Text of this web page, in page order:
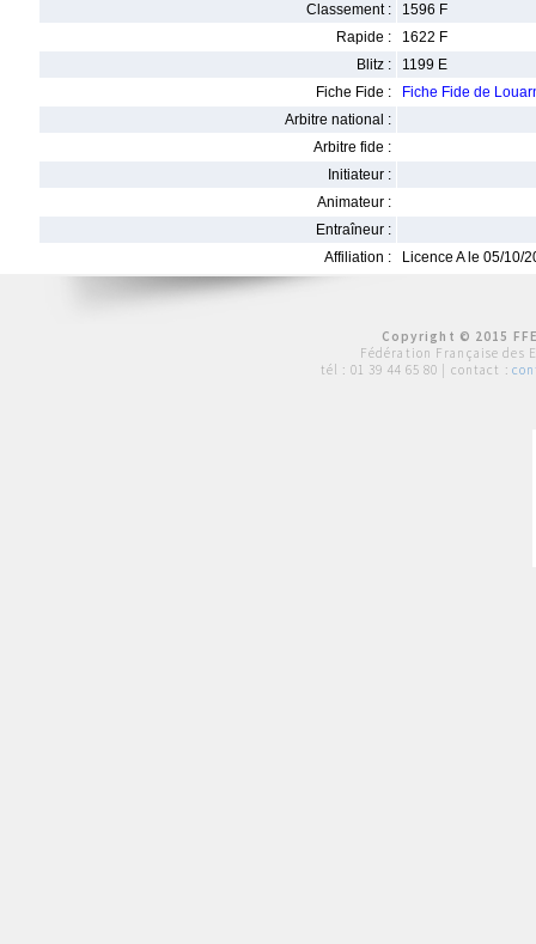
Classement :
1596 F
Rapide :
1622 F
Blitz :
1199 E
Fiche Fide :
Fiche Fide de
Arbitre national :
Arbitre fide :
Initiateur :
Animateur :
Entraîneur :
Affiliation :
Licence A le 05/10/
Copyright © 2015
Fédération Française des
tél : 01 39 44 65 80 | contact :